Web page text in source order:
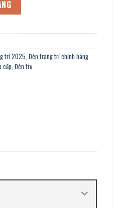
₫.
trí 2025 Đèn trang trí chính hãng
cấp Đèn trụ